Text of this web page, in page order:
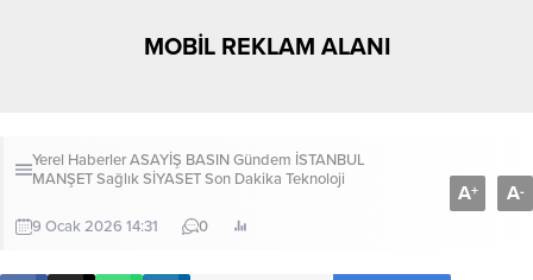
MOBİL REKLAM ALANI
Yerel HaberlerASAYİŞ BASINGündem İSTANBUL
MANŞETSağlıkSİYASETSon Dakika Teknoloji
9 Ocak 2026 14:31 0
A+ A-